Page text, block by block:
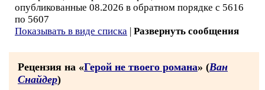
опубликованные 08.2026 в обратном порядке с 5616
по 5607
Показывать в виде списка | Развернуть сообщения
Рецензия на «Герой не твоего романа» (Ван
Снайдер)